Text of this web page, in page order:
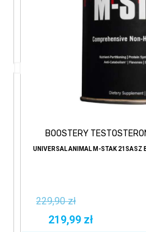
BOOSTERY
UNIVERSAL ANIMAL M-STAK 21SASZ
229,90 zł
219,99 zł